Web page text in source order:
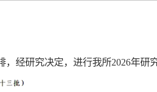
经研究决定，进行我所2026年研